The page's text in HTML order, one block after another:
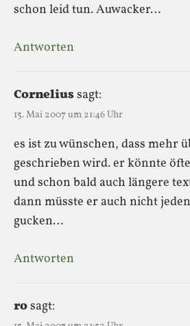
schon leid tun. Auwacker…
Antworten
Corneliussagt:
15. Mai 2007 um 21:46 Uhr
es ist zu wünschen, dass mehr
geschrieben wird. er könnte
und schon bald auch längere
dann müsste er auch nicht
gucken…
Antworten
rosagt: